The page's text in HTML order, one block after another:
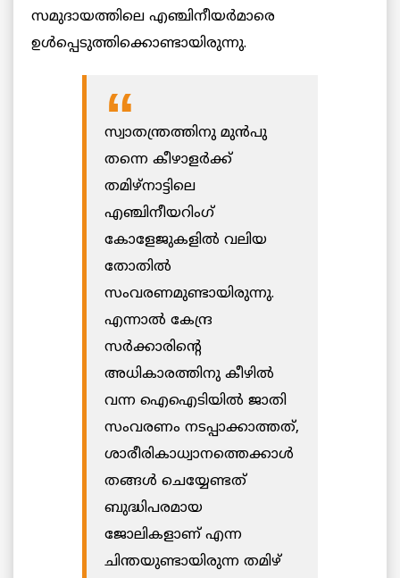
സമുദായത്തിലെ എഞ്ചിനീയർമാരെ
ഉൾപ്പെടുത്തിക്കൊണ്ടായിരുന്നു.
സ്വാതന്ത്രത്തിനു മുൻപു
തന്നെ കീഴാളർക്ക്
തമിഴ്നാട്ടിലെ
എഞ്ചിനീയറിംഗ്
കോളേജുകളിൽ വലിയ
തോതിൽ
സംവരണമുണ്ടായിരുന്നു.
എന്നാൽ കേന്ദ്ര
സര്‍ക്കാരിന്റെ
അധികാരത്തിനു കീഴിൽ
വന്ന ഐഐടിയിൽ ജാതി
സംവരണം നടപ്പാക്കാത്തത്,
ശാരീരികാധ്വാനത്തെക്കാൾ
തങ്ങൾ ചെയ്യേണ്ടത്
ബുദ്ധിപരമായ
ജോലികളാണ് എന്ന
ചിന്തയുണ്ടായിരുന്ന തമിഴ്